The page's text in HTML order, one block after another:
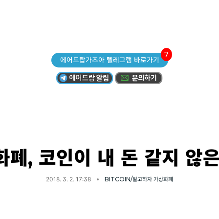
에어드랍가즈아 텔레그램 바로가기
7
폐, 코인이 내 돈 같지 않
2018. 3. 2. 17:38 BITCOIN/알고하자 가상화폐